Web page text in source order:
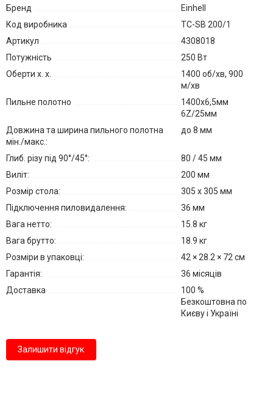
Бренд
Einhell
Код виробника
TC-SB 200/1
Артикул
4308018
Потужність
250 Вт
Оберти х. х.
1400 об/хв, 900
м/хв
Пильне полотно
1400x6,5мм
6Z/25мм
Довжина та ширина пильного полотна
мін./макс.:
до 8 мм
Глиб. різу під 90°/45°:
80 / 45 мм
Виліт:
200 мм
Розмір стола:
305 x 305 мм
Підключення пиловидалення:
36 мм
Вага нетто:
15.8 кг
Вага брутто:
18.9 кг
Розміри в упаковці:
42 × 28.2 × 72 см
Гарантія:
36 місяців
Доставка
100 %
Безкоштовна по
Києву і Україні
Залишити відгук